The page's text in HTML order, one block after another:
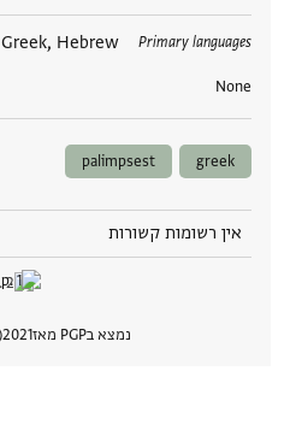
Primary languages
Greek, Hebrew
None
תגים
greek
palimpsest
אין רשומות קשורות
נמצא בPGP מאז 2021